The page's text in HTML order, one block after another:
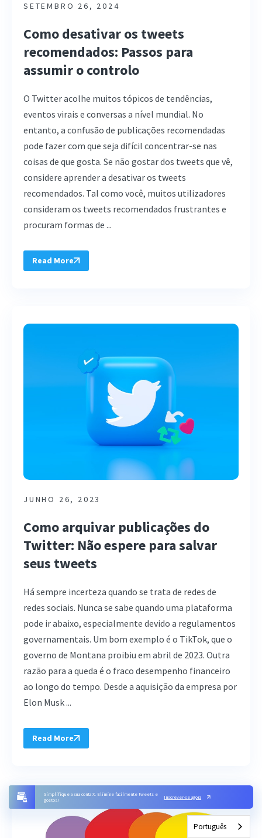
Simplifique a sua conta X. Elimine facilmente tweets e
gostos!
Inscrever-se agora
SETEMBRO 26, 2024
Como desativar os tweets
recomendados: Passos para
assumir o controlo
O Twitter acolhe muitos tópicos de tendências,
eventos virais e conversas a nível mundial. No
entanto, a confusão de publicações recomendadas
pode fazer com que seja difícil concentrar-se nas
coisas de que gosta. Se não gostar dos tweets que vê,
considere aprender a desativar os tweets
recomendados. Tal como você, muitos utilizadores
consideram os tweets recomendados frustrantes e
procuram formas de ...
Read More
JUNHO 26, 2023
Como arquivar publicações do
Twitter: Não espere para salvar
seus tweets
Há sempre incerteza quando se trata de redes de
redes sociais. Nunca se sabe quando uma plataforma
pode ir abaixo, especialmente devido a regulamentos
governamentais. Um bom exemplo é o TikTok, que o
governo de Montana proibiu em abril de 2023. Outra
razão para a queda é o fraco desempenho financeiro
ao longo do tempo. Desde a aquisição da empresa por
Elon Musk ...
Read More
Português